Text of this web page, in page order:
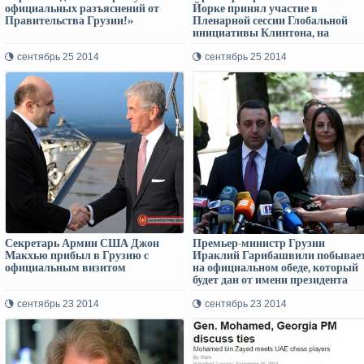
официальных разъяснений от
Правительства Грузии!»
сентябрь 25 2014
Йорке принял участие в
Пленарной сессии Глобальной
инициативы Клинтона, на
представители бизнес-кругов и
гражданского общества
обсуждают глобальные вызовы
сентябрь 25 2014
Секретарь Армии США Джон
Макхью прибыл в Грузию с
официальным визитом
сентябрь 23 2014
Премьер-министр Грузии
Ираклий Гарибашвили
на официальном обеде, который
будет дан от имени президента
сентябрь 23 2014